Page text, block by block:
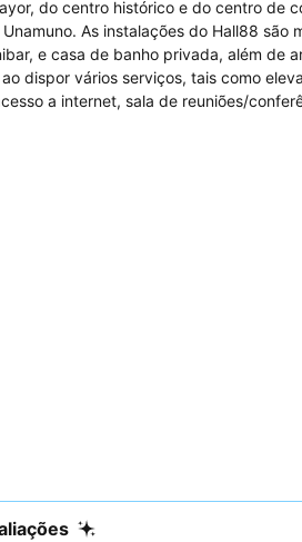
do centro histórico e do centro de
As instalações do Hall88 são
e casa de banho privada, além de
dispor vários serviços, tais como
a internet, sala de reuniões/
permitindo ao hóspede desfrutar de